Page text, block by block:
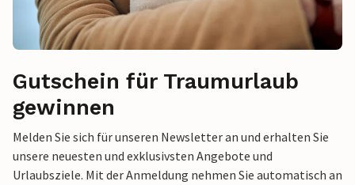
Gutschein für Traumurlaub
gewinnen
Melden Sie sich für unseren Newsletter an und erhalten Sie
unsere neuesten und exklusivsten Angebote und
Urlaubsziele. Mit der Anmeldung nehmen Sie automatisch an